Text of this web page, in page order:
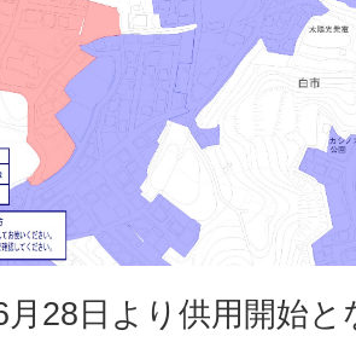
月28日より供用開始